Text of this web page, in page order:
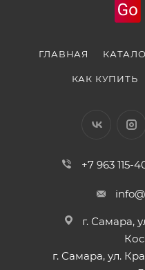
ГЛАВНАЯ
КАК КУПИТЬ
+7 963 115-
г. Самара,
г. Самара, ул.